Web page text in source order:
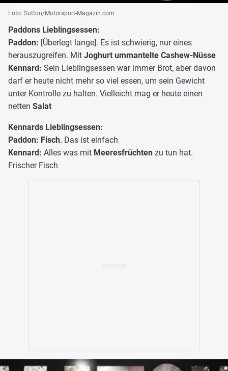
Foto: Sutton/Motorsport-Magazin.com
Paddons Lieblingsessen:
Paddon: [Überlegt lange]. Es ist schwierig, nur eines
herauszugreifen. Mit Joghurt ummantelte Cashew-Nüsse
Kennard: Sein Lieblingsessen war immer Brot, aber davon
darf er heute nicht mehr so viel essen, um sein Gewicht
unter Kontrolle zu halten. Vielleicht mag er heute einen
netten Salat
Kennards Lieblingsessen:
Paddon: Fisch. Das ist einfach
Kennard: Alles was mit Meeresfrüchten zu tun hat.
Frischer Fisch